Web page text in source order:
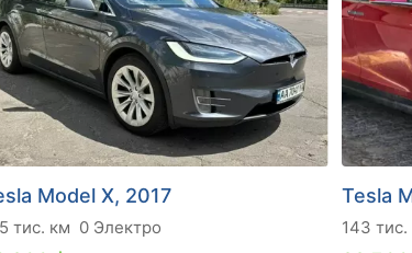
Model X, 2017
тис. км 0 Электро
Tesla
143